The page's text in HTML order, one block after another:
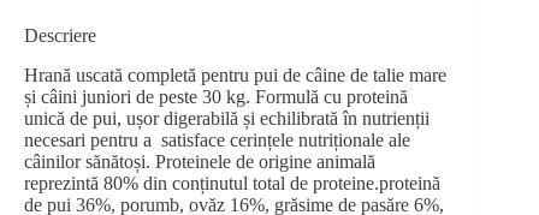
Descriere
Hrană uscată completă pentru pui de câine de talie mare
și câini juniori de peste 30 kg. Formulă cu proteină
unică de pui, ușor digerabilă și echilibrată în nutrienții
necesari pentru a satisface cerințele nutriționale ale
câinilor sănătoși. Proteinele de origine animală
reprezintă 80% din conținutul total de proteine.proteină
de pui 36%, porumb, ovăz 16%, grăsime de pasăre 6%,